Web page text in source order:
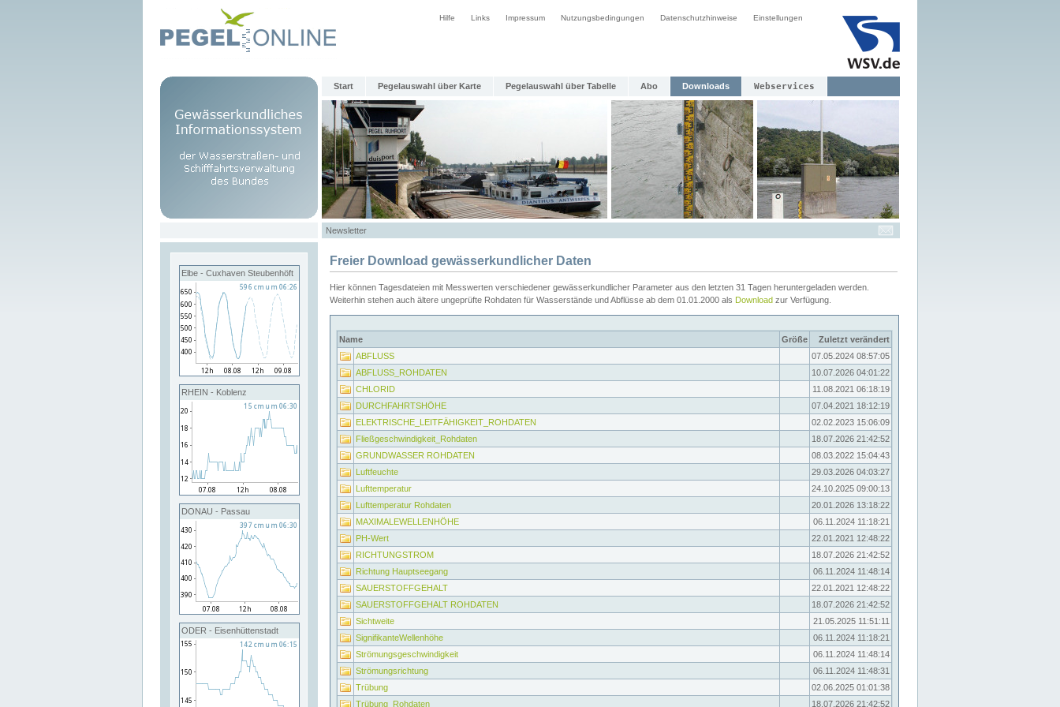
Hilfe Links Impressum Nutzungsbedingungen Datenschutzhinweise Einstellungen
Start Pegelauswahl über Karte Pegelauswahl über Tabelle Abo Downloads Webservices
Newsletter
Elbe - Cuxhaven Steubenhöft
RHEIN - Koblenz
DONAU - Passau
ODER - Eisenhüttenstadt
Freier Download gewässerkundlicher Daten
Hier können Tagesdateien mit Messwerten verschiedener gewässerkundlicher Parameter aus den letzten 31 Tagen heruntergeladen werden.
Weiterhin stehen auch ältere ungeprüfte Rohdaten für Wasserstände und Abflüsse ab dem 01.01.2000 als Download zur Verfügung.
Name Größe
Zuletzt verändert
ABFLUSS
07.05.2024 08:57:05
ABFLUSS_ROHDATEN
10.07.2026 04:01:22
CHLORID
11.08.2021 06:18:19
DURCHFAHRTSHÖHE
07.04.2021 18:12:19
ELEKTRISCHE_LEITFÄHIGKEIT_ROHDATEN
02.02.2023 15:06:09
Fließgeschwindigkeit_Rohdaten
18.07.2026 21:42:52
GRUNDWASSER ROHDATEN
08.03.2022 15:04:43
Luftfeuchte
29.03.2026 04:03:27
Lufttemperatur
24.10.2025 09:00:13
Lufttemperatur Rohdaten
20.01.2026 13:18:22
MAXIMALEWELLENHÖHE
06.11.2024 11:18:21
PH-Wert
22.01.2021 12:48:22
RICHTUNGSTROM
18.07.2026 21:42:52
Richtung Hauptseegang
06.11.2024 11:48:14
SAUERSTOFFGEHALT
22.01.2021 12:48:22
SAUERSTOFFGEHALT ROHDATEN
18.07.2026 21:42:52
Sichtweite
21.05.2025 11:51:11
SignifikanteWellenhöhe
06.11.2024 11:18:21
Strömungsgeschwindigkeit
06.11.2024 11:48:14
Strömungsrichtung
06.11.2024 11:48:31
Trübung
02.06.2025 01:01:38
Trübung_Rohdaten
18.07.2026 21:42:52